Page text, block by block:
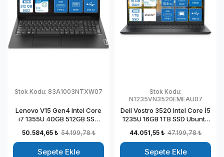
Stok Kodu: 83A1003NTXW07
Lenovo V15 Gen4 Intel Core
i7 1355U 40GB 512GB SSD
Taşınabilir Bilgisayar
83A1003NTXW07
50.584,65 ₺ 54.199,78 ₺
Sepete Ekle
Stok Kodu:
N1235VN3520EMEAU07
Dell Vostro 3520 Intel Core İ5
1235U 16GB 1TB SSD Ubuntu
Bilgisayar
N1235VN3520EMEAU07
44.051,55 ₺ 47.199,78 ₺
Sepete Ekle